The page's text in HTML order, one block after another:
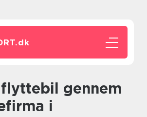
dk
i